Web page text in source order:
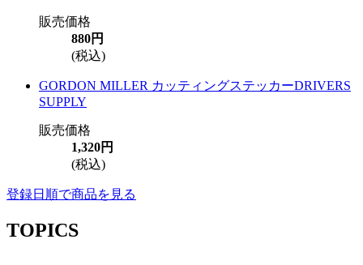
販売価格
880円
(税込)
GORDON MILLER カッティングステッカーDRIVERS
SUPPLY
販売価格
1,320円
(税込)
登録日順で商品を見る
TOPICS